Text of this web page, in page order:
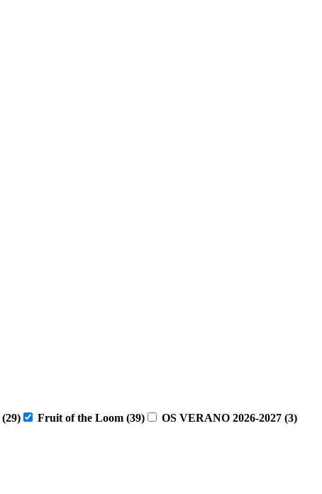
(29) Fruit of the Loom (39) OS VERANO 2026-2027 (3)